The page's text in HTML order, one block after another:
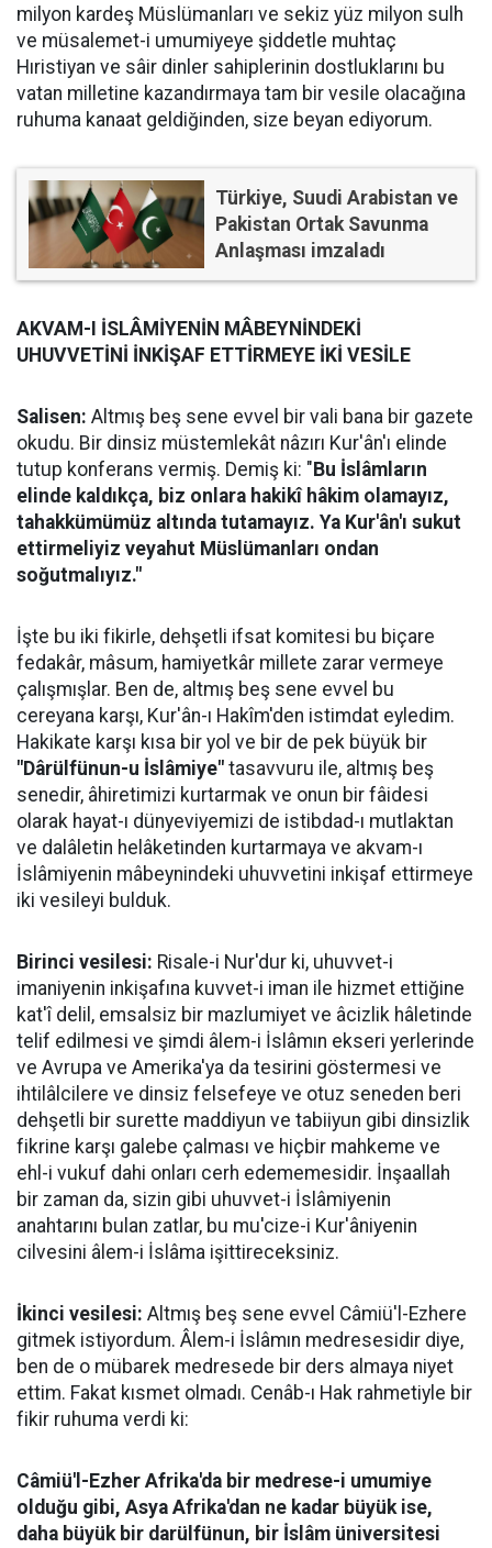
milyon kardeş Müslümanları ve sekiz yüz milyon sulh
ve müsalemet-i umumiyeye şiddetle muhtaç
Hıristiyan ve sâir dinler sahiplerinin dostluklarını bu
vatan milletine kazandırmaya tam bir vesile olacağına
ruhuma kanaat geldiğinden, size beyan ediyorum.
Türkiye, Suudi Arabistan ve
Pakistan Ortak Savunma
Anlaşması imzaladı
AKVAM-I İSLÂMİYENİN MÂBEYNİNDEKİ
UHUVVETİNİ İNKİŞAF ETTİRMEYE İKİ VESİLE
Salisen: Altmış beş sene evvel bir vali bana bir gazete
okudu. Bir dinsiz müstemlekât nâzırı Kur'ân'ı elinde
tutup konferans vermiş. Demiş ki: "Bu İslâmların
elinde kaldıkça, biz onlara hakikî hâkim olamayız,
tahakkümümüz altında tutamayız. Ya Kur'ân'ı sukut
ettirmeliyiz veyahut Müslümanları ondan
soğutmalıyız."
İşte bu iki fikirle, dehşetli ifsat komitesi bu biçare
fedakâr, mâsum, hamiyetkâr millete zarar vermeye
çalışmışlar. Ben de, altmış beş sene evvel bu
cereyana karşı, Kur'ân-ı Hakîm'den istimdat eyledim.
Hakikate karşı kısa bir yol ve bir de pek büyük bir
"Dârülfünun-u İslâmiye" tasavvuru ile, altmış beş
senedir, âhiretimizi kurtarmak ve onun bir fâidesi
olarak hayat-ı dünyeviyemizi de istibdad-ı mutlaktan
ve dalâletin helâketinden kurtarmaya ve akvam-ı
İslâmiyenin mâbeynindeki uhuvvetini inkişaf ettirmeye
iki vesileyi bulduk.
Birinci vesilesi: Risale-i Nur'dur ki, uhuvvet-i
imaniyenin inkişafına kuvvet-i iman ile hizmet ettiğine
kat'î delil, emsalsiz bir mazlumiyet ve âcizlik hâletinde
telif edilmesi ve şimdi âlem-i İslâmın ekseri yerlerinde
ve Avrupa ve Amerika'ya da tesirini göstermesi ve
ihtilâlcilere ve dinsiz felsefeye ve otuz seneden beri
dehşetli bir surette maddiyun ve tabiiyun gibi dinsizlik
fikrine karşı galebe çalması ve hiçbir mahkeme ve
ehl-i vukuf dahi onları cerh edememesidir. İnşaallah
bir zaman da, sizin gibi uhuvvet-i İslâmiyenin
anahtarını bulan zatlar, bu mu'cize-i Kur'âniyenin
cilvesini âlem-i İslâma işittireceksiniz.
İkinci vesilesi: Altmış beş sene evvel Câmiü'l-Ezhere
gitmek istiyordum. Âlem-i İslâmın medresesidir diye,
ben de o mübarek medresede bir ders almaya niyet
ettim. Fakat kısmet olmadı. Cenâb-ı Hak rahmetiyle bir
fikir ruhuma verdi ki:
Câmiü'l-Ezher Afrika'da bir medrese-i umumiye
olduğu gibi, Asya Afrika'dan ne kadar büyük ise,
daha büyük bir darülfünun, bir İslâm üniversitesi